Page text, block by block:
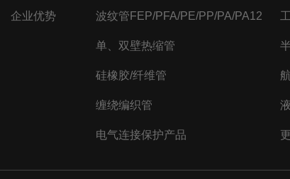
企业优势 波纹管FEP/PFA/PE/PP/PA/PA12
单、双壁热缩管
硅橡胶/纤维管
缠绕编织管
电气连接保护产品